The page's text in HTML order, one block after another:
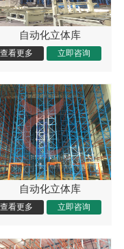
自动化立体库
自动化立体库